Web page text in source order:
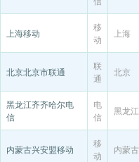
上海移动
移
动
上海
北京北京市联通
联
通
北京
黑龙江齐齐哈尔电
信
电
信
黑龙江
内蒙古兴安盟移动
移
动
内蒙古